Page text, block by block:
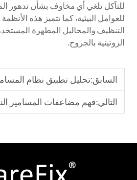
للتآكل تلغي أي مخاوف بشأن تدهور
للعوامل البيئية، كما تتميز هذه
التنظيف والمحاليل المطهرة
الروتينية بالجروح.
السابق:تحليل تطبيق نظام المسامير
التالي:فهم مضاعفات المسامير